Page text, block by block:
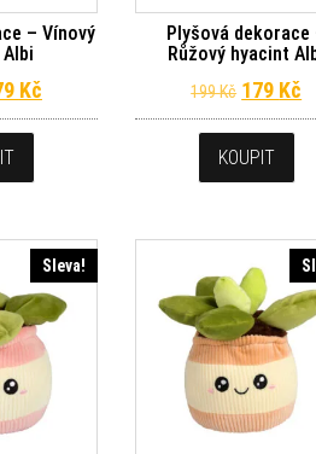
– Vínový
cena byla: 199 Kč.
KčAktuální cena je: 179 Kč.
Plyšová dekorace
Růžový hyacint
199Kč 179 Kč
KOUPIT
Sleva!